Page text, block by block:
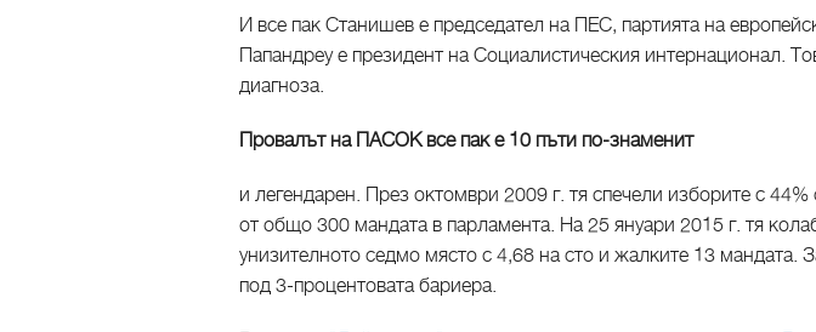
И все пак Станишев е председател на ПЕС, партията на
Папандреу е президент на Социалистическия интернационал.
диагноза.
Провалът на ПАСОК все пак е 10 пъти по-знаменит
и легендарен. През октомври 2009 г. тя спечели изборите с 44%
от общо 300 мандата в парламента. На 25 януари 2015 г. тя
унизителното седмо място с 4,68 на сто и жалките 13 мандата.
под 3-процентовата бариера.